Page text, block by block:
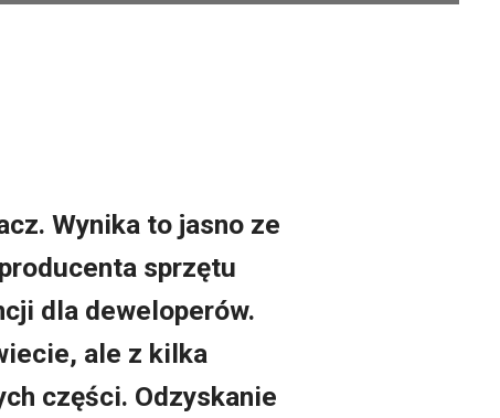
Wynika to jasno ze
sprzętu
dla deweloperów.
ale z kilka
części. Odzyskanie